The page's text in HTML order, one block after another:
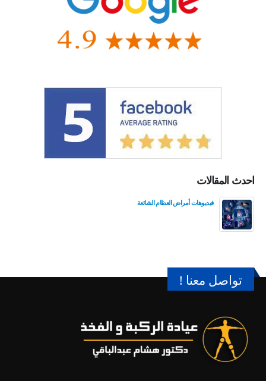
احدث المقالات
فيديوهات أمراض العظام الشائعة
تواصل معنا !